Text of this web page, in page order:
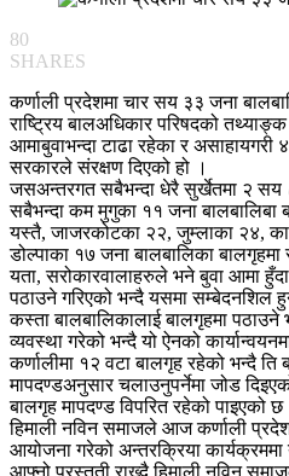
80
SHARES
कर्णाली प्रदेशमा चार सय ३३ जना
राष्ट्रिय बालअधिकार परिषदको
आमाबुवाभन्दा टाढा रहेका र
सरकारले संरक्षण दिएको हो ।
जसअन्तरगत सबैभन्दा धेरै सुर्खेतमा २ सय
सबैभन्दा कम मुगुका ११ जना बालबालिबा
यस्तै, जाजरकोटका २२, जुम्लाका २४,
डोल्पाका १७ जना बालबालिका
यता, सरोकारवालाहरुले भने बुवा आमा
पठाउने गरिएको भन्दै यसमा सम्बेदनशिल
कस्ता बालबालिकालाई बालगृहमा पठाउने
व्यवस्था गरेको भन्दै यो ऐनको
कर्णालीमा १२ वटा बालगृह रहेको भन्दै
मापदण्डअनुसार चलाउनुपर्नेमा जोड
बालगृह मापदण्ड विपरित रहेको पाइएको छ
हिमाली नविन समाजले आज कर्णाली
आयोजना गरेको अन्तरक्रिया कार्यक्रममा
आफ्नो प्रस्तुती राख्दै हिमाली नविन